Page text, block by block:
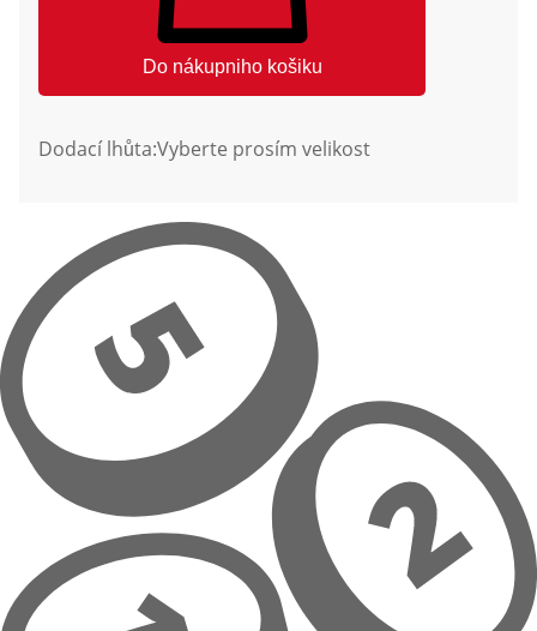
Do nákupniho košiku
Dodací lhůta:Vyberte prosím velikost